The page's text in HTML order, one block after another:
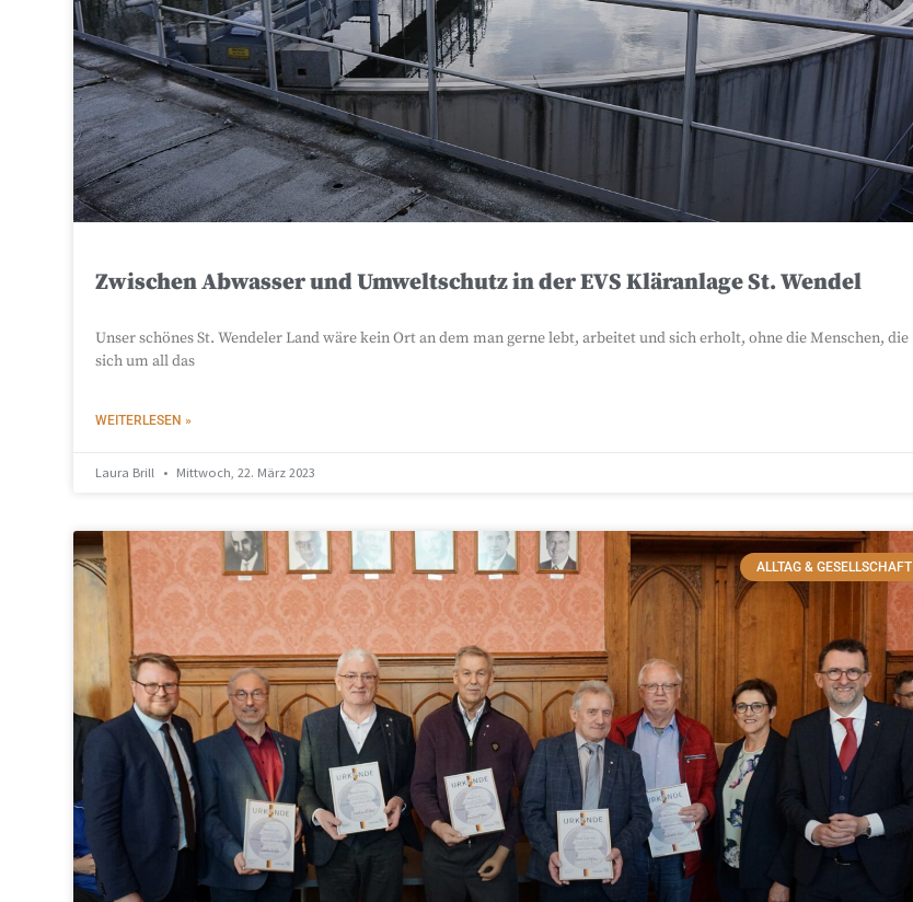
Zwischen Abwasser und Umweltschutz in der EVS Kläranlage St. Wendel
Unser schönes St. Wendeler Land wäre kein Ort an dem man gerne lebt, arbeitet und sich erholt, ohne die Menschen, die
sich um all das
WEITERLESEN »
Laura Brill Mittwoch, 22. März 2023
ALLTAG & GESELLSCHAFT